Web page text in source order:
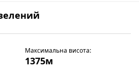
Максимальна висота:
1375м